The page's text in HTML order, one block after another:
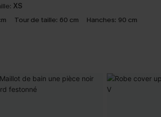
XS
Tour de taille: 60 cm Hanches: 90 cm